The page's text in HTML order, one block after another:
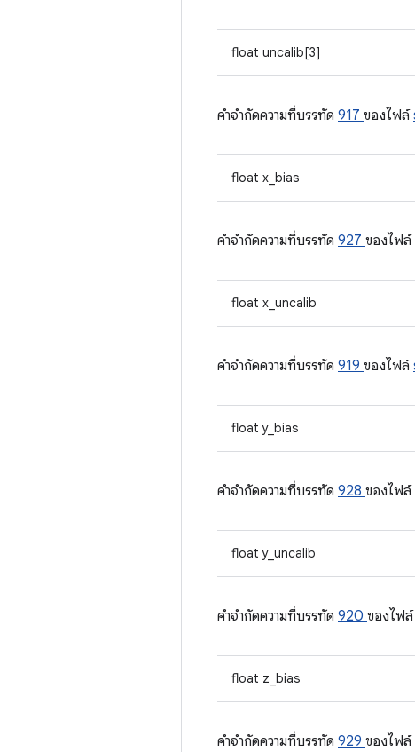
float uncalib[3]
คําจํากัดความที่บรรทัด 917 ของไฟล์
float x_bias
คําจํากัดความที่บรรทัด 927 ของไฟล์
float x_uncalib
คําจํากัดความที่บรรทัด 919 ของไฟล์
float y_bias
คําจํากัดความที่บรรทัด 928 ของไฟล์
float y_uncalib
คําจํากัดความที่บรรทัด 920 ของไฟล์
float z_bias
คําจํากัดความที่บรรทัด 929 ของไฟล์